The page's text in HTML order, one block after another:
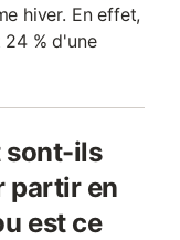
hiver. En effet,
24 % d'une
sont-ils
partir en
est ce